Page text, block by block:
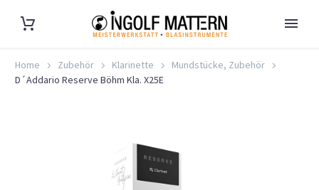
Home Zubehör Klarinette
Mundstücke, Zubehör
D´Addario Reserve Böhm Kla. X25E